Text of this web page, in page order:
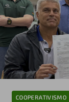
COOPERATIVISMO